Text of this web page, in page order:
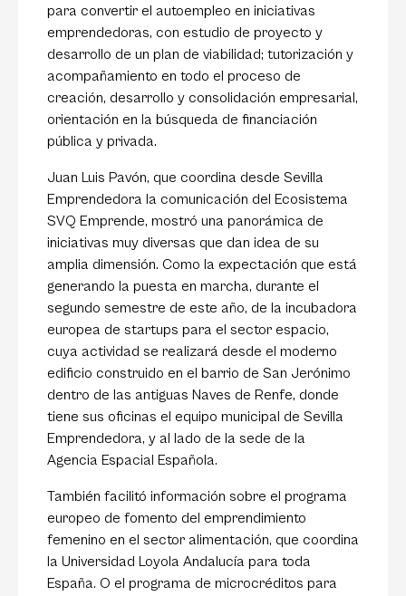
para convertir el autoempleo en iniciativas
emprendedoras, con estudio de proyecto y
desarrollo de un plan de viabilidad; tutorización y
acompañamiento en todo el proceso de
creación, desarrollo y consolidación empresarial,
orientación en la búsqueda de financiación
pública y privada.
Juan Luis Pavón, que coordina desde Sevilla
Emprendedora la comunicación del Ecosistema
SVQ Emprende, mostró una panorámica de
iniciativas muy diversas que dan idea de su
amplia dimensión. Como la expectación que está
generando la puesta en marcha, durante el
segundo semestre de este año, de la incubadora
europea de startups para el sector espacio,
cuya actividad se realizará desde el moderno
edificio construido en el barrio de San Jerónimo
dentro de las antiguas Naves de Renfe, donde
tiene sus oficinas el equipo municipal de Sevilla
Emprendedora, y al lado de la sede de la
Agencia Espacial Española.
También facilitó información sobre el programa
europeo de fomento del emprendimiento
femenino en el sector alimentación, que coordina
la Universidad Loyola Andalucía para toda
España. O el programa de microcréditos para